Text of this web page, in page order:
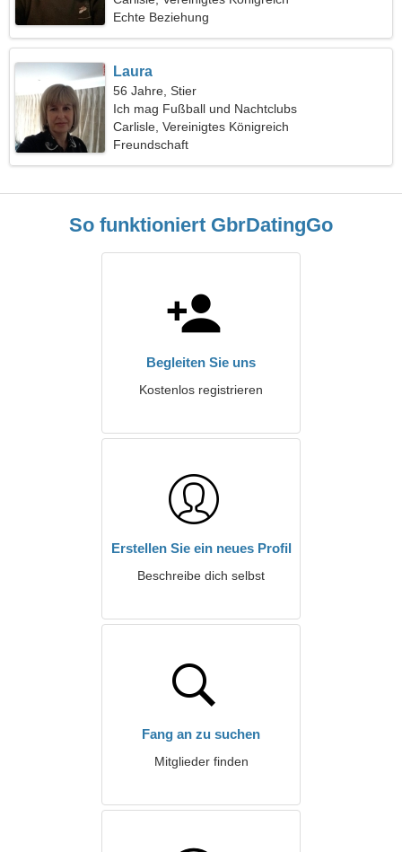
Echte Beziehung
Laura
56 Jahre, Stier
Ich mag Fußball und Nachtclubs
Carlisle, Vereinigtes Königreich
Freundschaft
So funktioniert GbrDatingGo
Begleiten Sie uns
Kostenlos registrieren
Erstellen Sie ein neues Profil
Beschreibe dich selbst
Fang an zu suchen
Mitglieder finden